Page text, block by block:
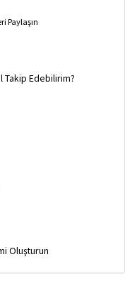
Paylaşın
Takip Edebilirim?
Oluşturun